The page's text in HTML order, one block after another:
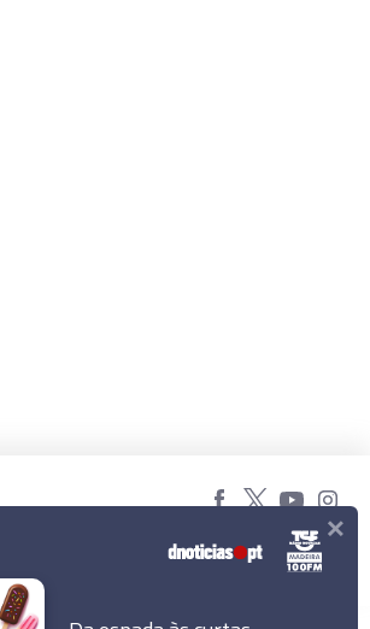
© 2023 Empresa Diário de Notícias, Lda.
Todos os direitos reservados.
×